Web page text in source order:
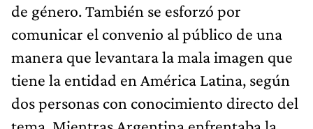
de género. También se esforzó por
comunicar el convenio al público de una
manera que levantara la mala imagen que
tiene la entidad en América Latina, según
dos personas con conocimiento directo del